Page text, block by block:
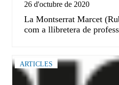
26 d'octubre de 2020
La Montserrat Marcet
com a llibretera de
ARTICLES